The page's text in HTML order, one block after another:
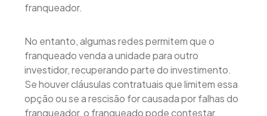
franqueador.
No entanto, algumas redes permitem que o
franqueado venda a unidade para outro
investidor, recuperando parte do investimento.
Se houver cláusulas contratuais que limitem essa
opção ou se a rescisão for causada por falhas do
franqueador, o franqueado pode contestar